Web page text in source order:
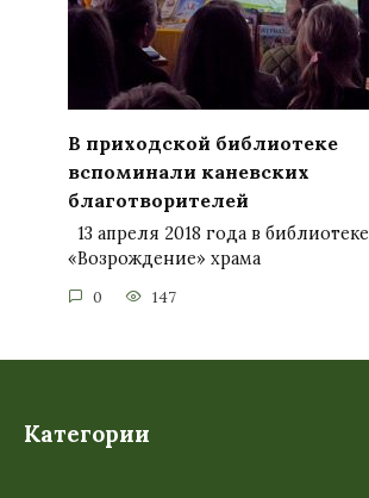
В приходской библиотеке
вспоминали каневских
благотворителей
13 апреля 2018 года в библиотеке
«Возрождение» храма
0 147
Категории